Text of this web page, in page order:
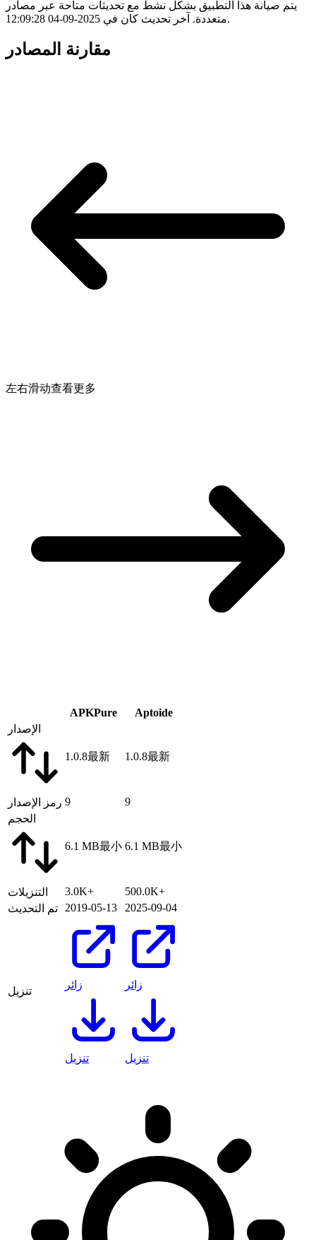
يتم صيانة هذا التطبيق بشكل نشط مع تحديثات متاحة عبر مصادر
متعددة. آخر تحديث كان في 2025-09-04 12:09:28.
مقارنة المصادر
左右滑动查看更多
APKPure
Aptoide
الإصدار
1.0.8最新 1.0.8最新
رمز الإصدار 9
9
الحجم
6.1 MB最小 6.1 MB最小
التنزيلات 3.0K+
500.0K+
تم التحديث
2019-05-13 2025-09-04
تنزيل
زائر
تنزيل
زائر
تنزيل